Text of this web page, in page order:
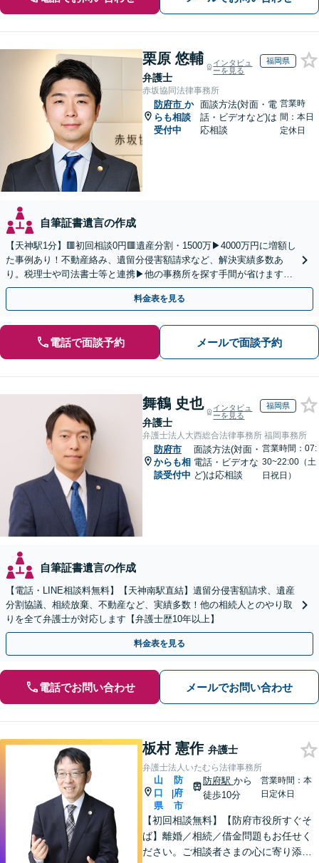
栗原 悠輔
弁護士
インタビュ
ーを見る
福岡県
赤坂協同法律事務所
防府市 か
らも相談
受付中
面談方法(対面・電
話・ビデオなど)は
応相談
営業時
間：本日
定休日
自筆証書遺言の作成
【天神駅1分】🟥初回相談0円🟥遺産分割・1500万▶4000万円に増額し
た事例あり！不動産絡み、遺留分侵害額請求など、解決実績多数あ
り。税理士や司法書士等と連携▶他の事務所を探す手間が省けます！
不動産会社と連携し無料査定&財産調査も◎
料金表を見る
電話で面談予約 メールで面談予約
舞鶴 史也
弁護士
インタビュ
ーを見る
福岡県
弁護士法人大西総合法律事務所 福岡事務所
防府市
からも相
談受付中
面談方法(対面・
電話・ビデオな
ど)は応相談
営業時間：07:
30~22:00（土
日祝日）
自筆証書遺言の作成
【電話・LINE相談料無料】【天神南駅直結】遺留分侵害額請求、遺産
分割協議、相続放棄、不動産など、実績多数！他の相続人とのやり取
りを全て弁護士が対応します【弁護士歴10年以上】
料金表を見る
電話でお問い合わせ メールでお問い合わせ
板村 憲作 弁護士
弁護士法人いたむら法律事務所
山
口
県
|
防
府
市
防府駅 から
徒歩10分
営業時間：本
日定休日
【初回相談無料】【防府市役所すぐそ
ば】離婚／相続／借金問題もお任せく
ださい。ご相談者さまの心に寄り添っ